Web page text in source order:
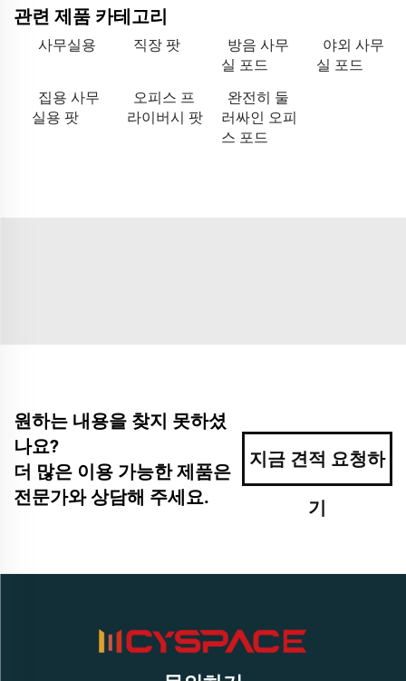
관련 제품 카테고리
사무실용 직장 팟
방음 사무
실 포드
야외 사무
실 포드
집용 사무
실용 팟
오피스 프
라이버시 팟
완전히 둘
러싸인 오피
스 포드
원하는 내용을 찾지 못하셨
나요?
더 많은 이용 가능한 제품은
전문가와 상담해 주세요.
지금 견적 요청하
기